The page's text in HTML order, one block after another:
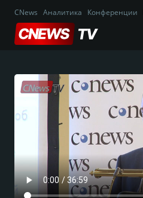
CNews Аналитика Конференции